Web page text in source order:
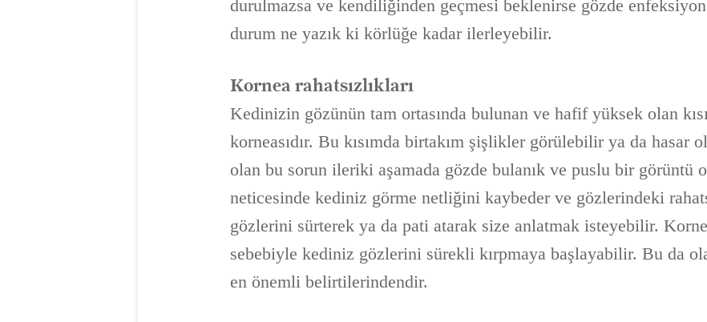
durulmazsa ve kendiliğinden geçmesi beklenirse gözde
durum ne yazık ki körlüğe kadar ilerleyebilir.
Kornea rahatsızlıkları
Kedinizin gözünün tam ortasında bulunan ve hafif yüksek olan
korneasıdır. Bu kısımda birtakım şişlikler görülebilir ya da hasar
olan bu sorun ileriki aşamada gözde bulanık ve puslu bir görüntü
neticesinde kediniz görme netliğini kaybeder ve gözlerindeki
gözlerini sürterek ya da pati atarak size anlatmak isteyebilir.
sebebiyle kediniz gözlerini sürekli kırpmaya başlayabilir. Bu da
en önemli belirtilerindendir.